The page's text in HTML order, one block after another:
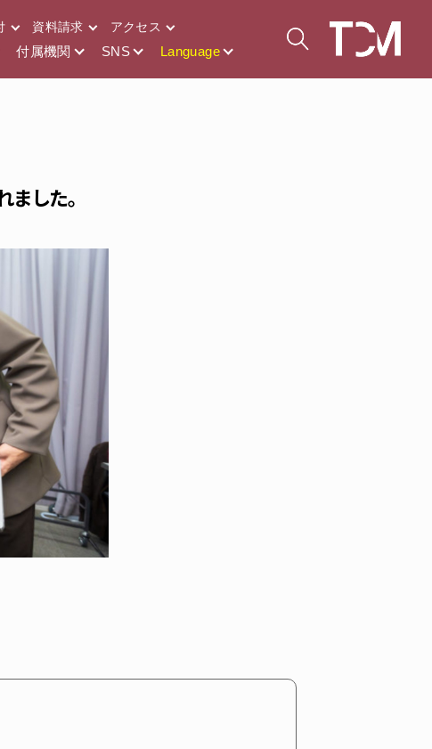
資料請求 アクセス
付属機関 SNS Language
した。